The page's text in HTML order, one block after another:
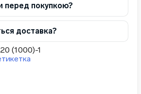
перед покупкою?
доставка?
(1000)-1